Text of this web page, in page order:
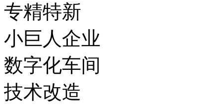
专精特新
小巨人企业
数字化车间
技术改造